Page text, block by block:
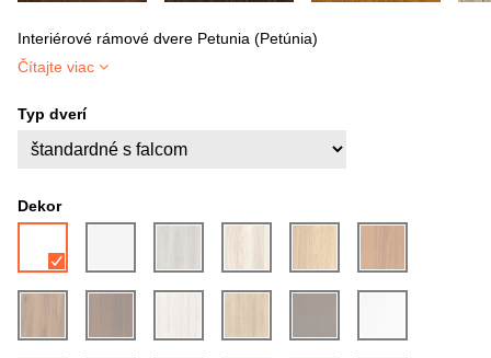
Interiérové rámové dvere Petunia (Petúnia)
Čítajte viac
Typ dverí
Dekor